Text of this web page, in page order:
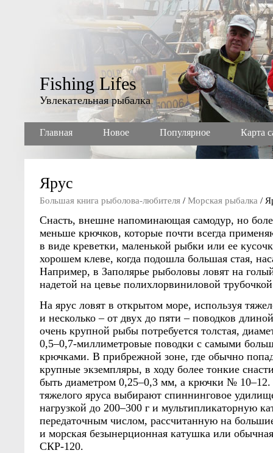
Fishing Lifes
Увлекательная рыбалка
Главная Новое Популярное Карта
Ярус
Большая книга рыболова-любителя / Морская рыбалка /
Снасть, внешне напоминающая самодур, но
меньше крючков, которые почти всегда
в виде креветки, маленькой рыбки или ее
хорошем клеве, когда подошла большая стая,
Например, в Заполярье рыболовы ловят на
надетой на цевье полихлорвиниловой
На ярус ловят в открытом море, используя
и несколько – от двух до пяти – поводков
очень крупной рыбы потребуется толстая,
0,5–0,7-миллиметровые поводки с самыми
крючками. В прибрежной зоне, где обычно
крупные экземпляры, в ходу более тонкие
быть диаметром 0,25–0,3 мм, а крючки №
тяжелого яруса выбирают спиннинговое
нагрузкой до 200–300 г и мультипликаторную
передаточным числом, рассчитанную на
и морская безынерционная катушка или
СКР-120.